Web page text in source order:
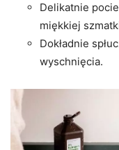
Delikatnie
miękkiej
Dokładnie
wyschnięcia.